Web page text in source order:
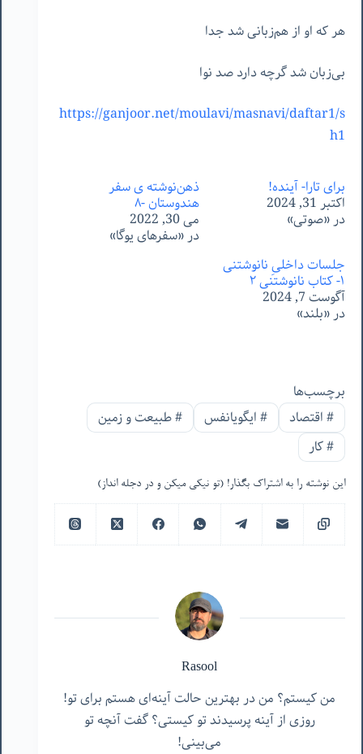
هر که او از هم‌زبانی شد جدا
بی‌زبان شد گرچه دارد صد نوا
https://ganjoor.net/moulavi/masnavi/daftar1/s
h1
برای تارا- آینده!
اکتبر 31, 2024
در «صوتی»
ذهن‌نوشته ‌ی سفر
هندوستان -٨
می 30, 2022
در «سفرهای یوگا»
جلسات داخلیِ نانوشتنی
١- کتاب نانوشتنی ٢
آگوست 7, 2024
در «بلند»
برچسب‌ها
#اقتصاد #ایگویانفس #طبیعت و زمین
#کار
این نوشته را به اشتراک بگذار! (تو نیکی میکن و در دجله انداز)
Rasool
من کیستم؟ من در بهترین حالت آینه‌ای هستم برای تو!
روزی از آینه پرسیدند تو کیستی؟ گفت آنچه تو
می‌بینی!